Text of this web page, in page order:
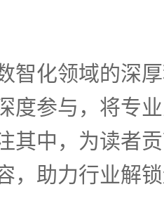
智化领域的深
度参与，将专
其中，为读者
，助力行业解